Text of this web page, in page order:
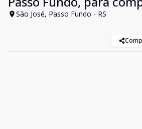
São José, Passo Fundo - RS